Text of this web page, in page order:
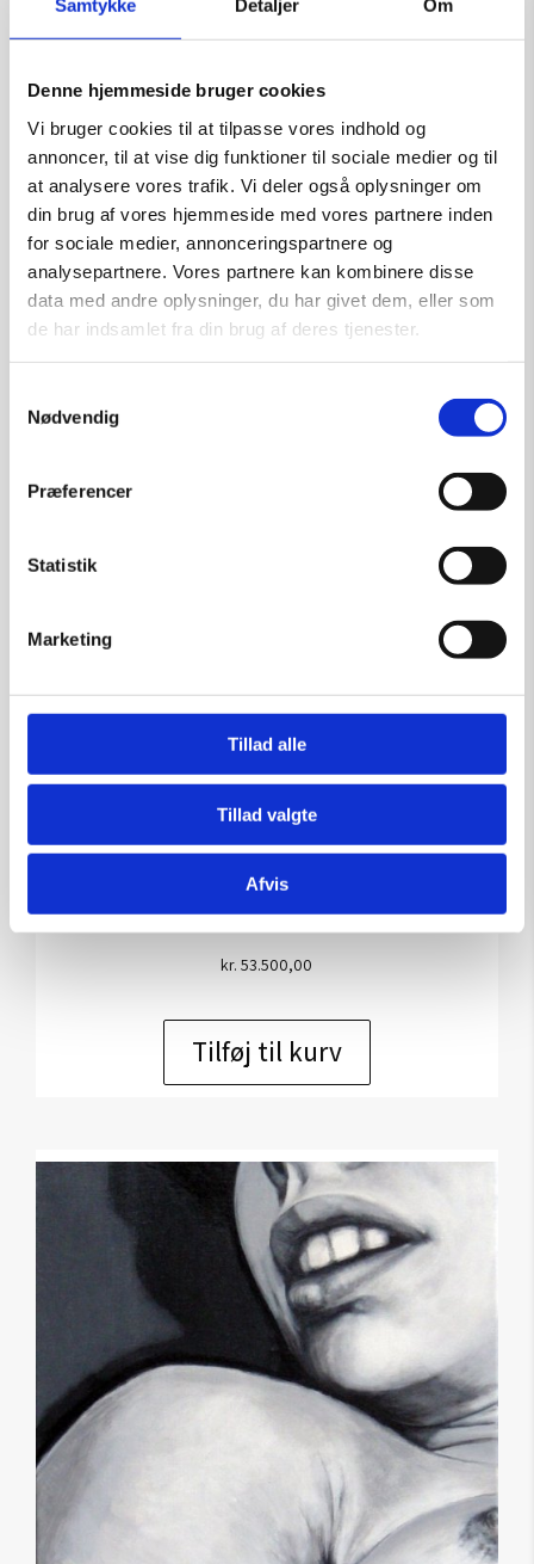
Samtykke Detaljer Om
Denne hjemmeside bruger cookies
Vi bruger cookies til at tilpasse vores indhold og
annoncer, til at vise dig funktioner til sociale medier og til
at analysere vores trafik. Vi deler også oplysninger om
din brug af vores hjemmeside med vores partnere inden
for sociale medier, annonceringspartnere og
analysepartnere. Vores partnere kan kombinere disse
data med andre oplysninger, du har givet dem, eller som
de har indsamlet fra din brug af deres tjenester.
Nødvendig
Præferencer
Statistik
Marketing
Tillad alle
Tillad valgte
Afvis
Kunstner: Henning U. Sørensen
kr.1.750,00
Tilføj til kurv
Maleri af Anke Wohlfart: So
What
Kunstner: Anke Wohlfart
kr. 53.500,00
Tilføj til kurv